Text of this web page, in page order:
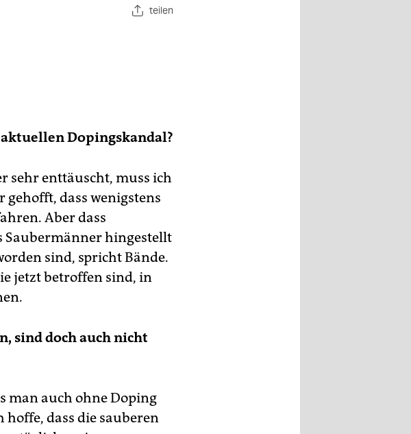
teilen
Dopingskandal?
sehr enttäuscht, muss ich
dass wenigstens
Aber dass
Saubermänner hingestellt
sind, spricht Bände.
jetzt betroffen sind, in
sind doch auch nicht
man auch ohne Doping
hoffe, dass die sauberen